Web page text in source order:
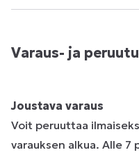
Varaus- ja
Joustava varaus
Voit peruuttaa
varauksen alkua. Alle 7